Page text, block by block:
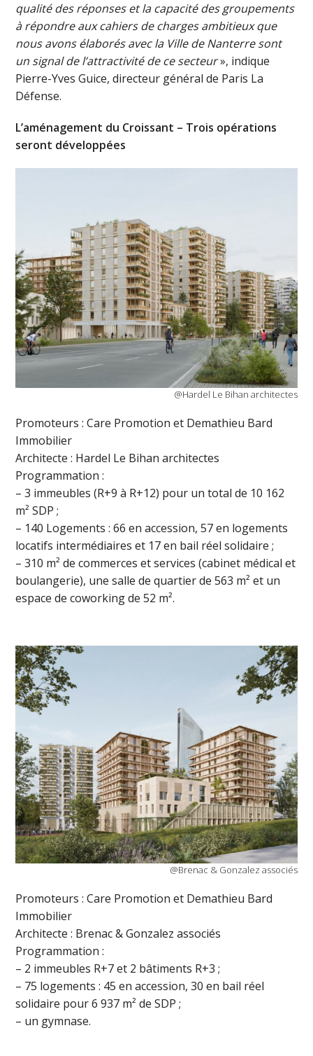
qualité des réponses et la capacité des groupements
à répondre aux cahiers de charges ambitieux que
nous avons élaborés avec la Ville de Nanterre sont
un signal de l’attractivité de ce secteur», indique
Pierre-Yves Guice, directeur général de Paris La
Défense.
L’aménagement du Croissant – Trois opérations
seront développées
@Hardel Le Bihan architectes
Promoteurs : Care Promotion et Demathieu Bard
Immobilier
Architecte : Hardel Le Bihan architectes
Programmation :
– 3 immeubles (R+9 à R+12) pour un total de 10 162
m² SDP ;
– 140 Logements : 66 en accession, 57 en logements
locatifs intermédiaires et 17 en bail réel solidaire ;
– 310 m² de commerces et services (cabinet médical et
boulangerie), une salle de quartier de 563 m² et un
espace de coworking de 52 m².
@Brenac & Gonzalez associés
Promoteurs : Care Promotion et Demathieu Bard
Immobilier
Architecte : Brenac & Gonzalez associés
Programmation :
– 2 immeubles R+7 et 2 bâtiments R+3 ;
– 75 logements : 45 en accession, 30 en bail réel
solidaire pour 6 937 m² de SDP ;
– un gymnase.